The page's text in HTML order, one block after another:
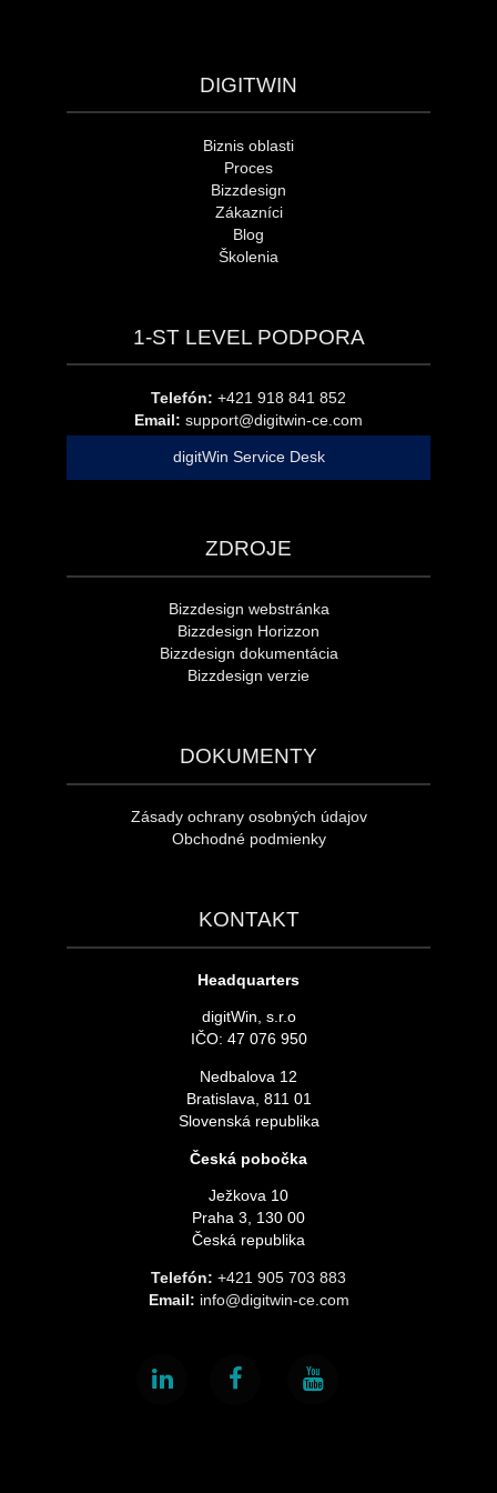
DIGITWIN
Biznis oblasti
Proces
Bizzdesign
Zákazníci
Blog
Školenia
1-ST LEVEL PODPORA
Telefón: +421 918 841 852
Email: support@digitwin-ce.com
digitWin Service Desk
ZDROJE
Bizzdesign webstránka
Bizzdesign Horizzon
Bizzdesign dokumentácia
Bizzdesign verzie
DOKUMENTY
Zásady ochrany osobných údajov
Obchodné podmienky
KONTAKT
Headquarters
digitWin, s.r.o
IČO: 47 076 950
Nedbalova 12
Bratislava, 811 01
Slovenská republika
Česká pobočka
Ježkova 10
Praha 3, 130 00
Česká republika
Telefón: +421 905 703 883
Email: info@digitwin-ce.com